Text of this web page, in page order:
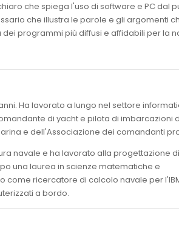
che spiega l'uso di software e PC dal
che illustra le parole e gli argomenti
programmi più diffusi e affidabili per la
Ha lavorato a lungo nel settore
di yacht e pilota di imbarcazioni
e dell'Associazione dei comandanti
navale e ha lavorato alla progettazione
una laurea in scienze matematiche e
come ricercatore di calcolo navale per
a bordo.